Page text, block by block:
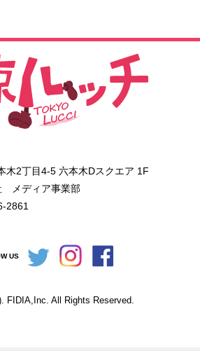
木2丁目4-5 六本木Dスクエア 1F
メディア事業部
2861
US
FIDIA,Inc. All Rights Reserved.